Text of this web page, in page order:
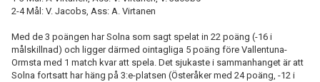
2-4 Mål: V. Jacobs, Ass: A. Virtanen
Med de 3 poängen har Solna som sagt spelat in 22 poäng (-16 i
målskillnad) och ligger därmed ointagliga 5 poäng före Vallentuna-
Ormsta med 1 match kvar att spela. Det sjukaste i sammanhanget är att
Solna fortsatt har häng på 3:e-platsen (Österåker med 24 poäng, -12 i